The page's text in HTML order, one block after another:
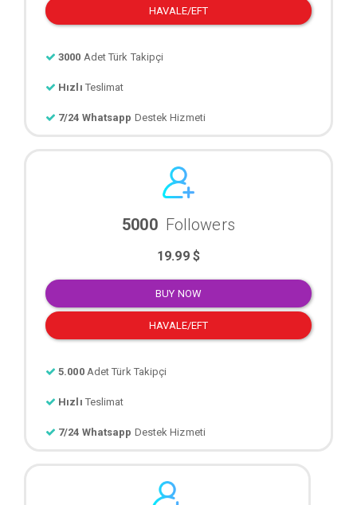
HAVALE/EFT
3000 Adet Türk Takipçi
Hızlı Teslimat
7/24 Whatsapp Destek Hizmeti
5000 Followers
19.99 $
BUY NOW
HAVALE/EFT
5.000 Adet Türk Takipçi
Hızlı Teslimat
7/24 Whatsapp Destek Hizmeti